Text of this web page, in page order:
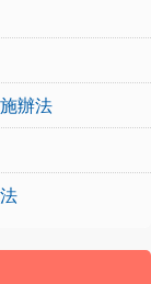
辦法